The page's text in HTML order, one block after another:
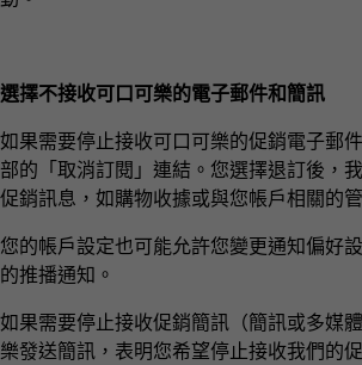
選擇不接收可口可樂的電子郵件和簡訊
如果需要停止接收可口可樂的促銷電子郵
部的「取消訂閱」連結。您選擇退訂後，
促銷訊息，如購物收據或與您帳戶相關的
您的帳戶設定也可能允許您變更通知偏好
的推播通知。
如果需要停止接收促銷簡訊（簡訊或多媒
樂發送簡訊，表明您希望停止接收我們的